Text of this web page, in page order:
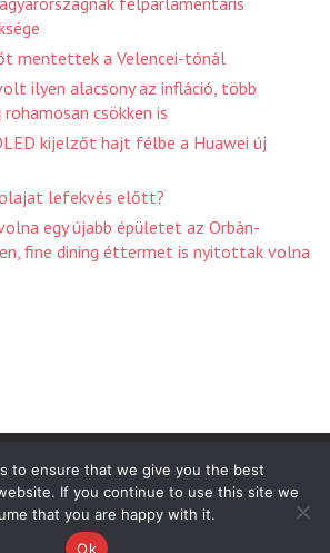
mentettek a Velencei-tónál
ilyen alacsony az infláció, több
csökken is
kijelzőt hajt félbe a Huawei új
lefekvés előtt?
egy újabb épületet az Orbán-
fine dining éttermet is nyitottak volna
2026 . Powered by WordPress
to ensure that we give you the best
If you continue to use this site we
that you are happy with it.
Ok